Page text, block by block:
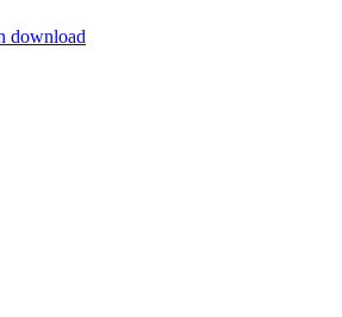
download